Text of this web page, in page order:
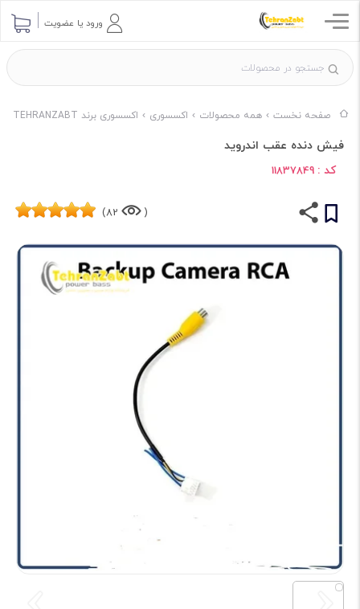
ورود یا عضویت
صفحه نخست همه محصولات اکسسوری اکسسوری برند TEHRANZABT
فیش دنده عقب اندروید
کد : 11837849
(
82)